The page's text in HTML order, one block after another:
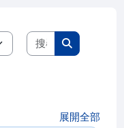
搜尋課程
搜尋課程
展開全部